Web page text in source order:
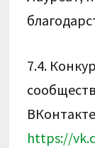
7.4.
https://